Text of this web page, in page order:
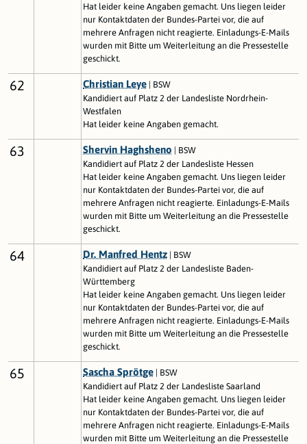
Hat leider keine Angaben gemacht. Uns liegen leider
nur Kontaktdaten der Bundes-Partei vor, die auf
mehrere Anfragen nicht reagierte. Einladungs-E-Mails
wurden mit Bitte um Weiterleitung an die Pressestelle
geschickt.
62 Christian Leye | BSW
Kandidiert auf Platz 2 der Landesliste Nordrhein-
Westfalen
Hat leider keine Angaben gemacht.
63 Shervin Haghsheno | BSW
Kandidiert auf Platz 2 der Landesliste Hessen
Hat leider keine Angaben gemacht. Uns liegen leider
nur Kontaktdaten der Bundes-Partei vor, die auf
mehrere Anfragen nicht reagierte. Einladungs-E-Mails
wurden mit Bitte um Weiterleitung an die Pressestelle
geschickt.
64 Dr. Manfred Hentz | BSW
Kandidiert auf Platz 2 der Landesliste Baden-
Württemberg
Hat leider keine Angaben gemacht. Uns liegen leider
nur Kontaktdaten der Bundes-Partei vor, die auf
mehrere Anfragen nicht reagierte. Einladungs-E-Mails
wurden mit Bitte um Weiterleitung an die Pressestelle
geschickt.
65 Sascha Sprötge | BSW
Kandidiert auf Platz 2 der Landesliste Saarland
Hat leider keine Angaben gemacht. Uns liegen leider
nur Kontaktdaten der Bundes-Partei vor, die auf
mehrere Anfragen nicht reagierte. Einladungs-E-Mails
wurden mit Bitte um Weiterleitung an die Pressestelle